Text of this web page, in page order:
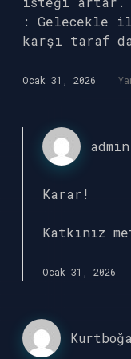
: Gelecekle
karşı taraf
Ocak 31, 2026
admin
Karar!
Katkınız
Ocak 31, 2026